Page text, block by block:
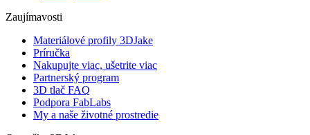
Zaujímavosti
Materiálové profily 3DJake
Príručka
Nakupujte viac, ušetrite viac
Partnerský program
3D tlač FAQ
Podpora FabLabs
My a naše životné prostredie